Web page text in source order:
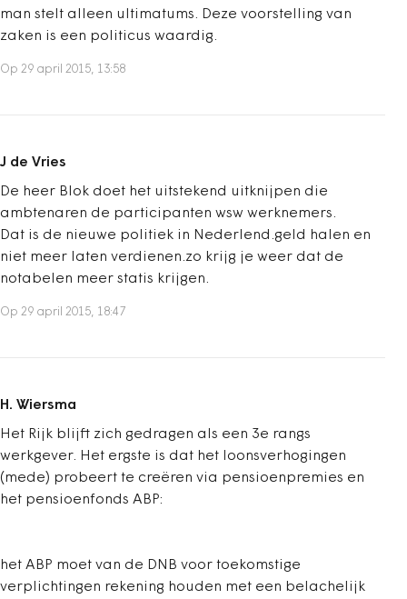
man stelt alleen ultimatums. Deze voorstelling van
zaken is een politicus waardig.
Op 29 april 2015, 13:58
J de Vries
De heer Blok doet het uitstekend uitknijpen die
ambtenaren de participanten wsw werknemers.
Dat is de nieuwe politiek in Nederlend.geld halen en
niet meer laten verdienen.zo krijg je weer dat de
notabelen meer statis krijgen.
Op 29 april 2015, 18:47
H. Wiersma
Het Rijk blijft zich gedragen als een 3e rangs
werkgever. Het ergste is dat het loonsverhogingen
(mede) probeert te creëren via pensioenpremies en
het pensioenfonds ABP:
het ABP moet van de DNB voor toekomstige
verplichtingen rekening houden met een belachelijk